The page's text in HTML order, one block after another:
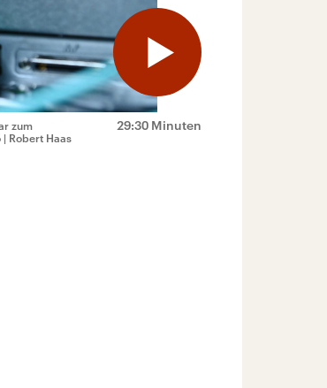
29:30 Minuten
zum
Robert Haas